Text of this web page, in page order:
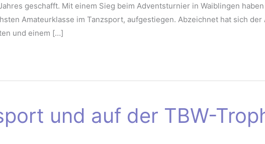
geschafft. Mit einem Sieg beim Adventsturnier in Waiblingen
Amateurklasse im Tanzsport, aufgestiegen. Abzeichnet hat sich
und einem […]
und auf der TBW-